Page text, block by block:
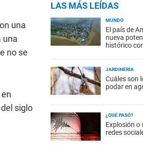
una
una
no se
siglo
LAS MÁS LEÍDAS
MUNDO
El país de
nueva
histórico
JARDINERÍA
Cuáles son
podar en
¿QUÉ PASÓ?
Explosión o
redes